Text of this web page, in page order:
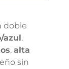
doble
azul.
, alta
sin